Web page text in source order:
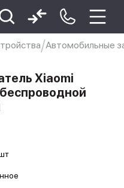
Автомобильные
Xiaomi